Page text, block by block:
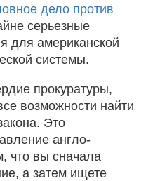
дело против
серьезные
для американской
системы.
прокуратуры,
возможности найти
Это
англо-
что вы сначала
а затем ищете